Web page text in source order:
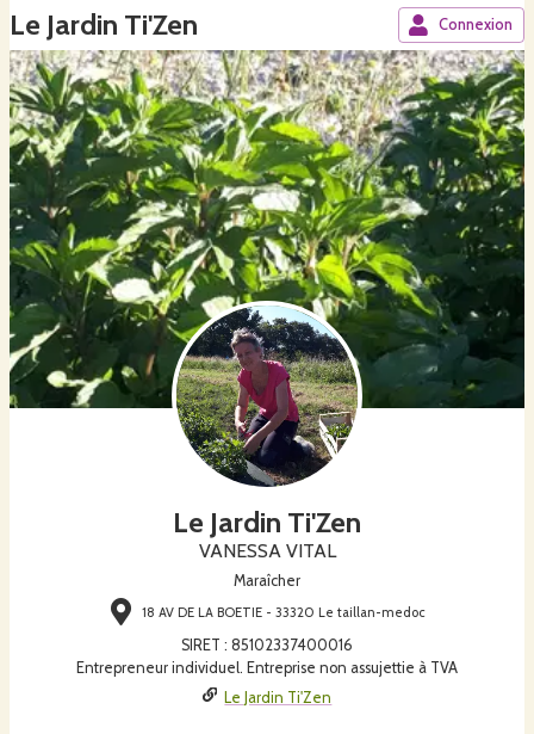
Le Jardin Ti'Zen Connexion
Le Jardin Ti'Zen
VANESSA VITAL
Maraîcher
18 AV DE LA BOETIE - 33320 Le taillan-medoc
SIRET : 85102337400016
Entrepreneur individuel. Entreprise non assujettie à TVA
Le Jardin Ti'Zen